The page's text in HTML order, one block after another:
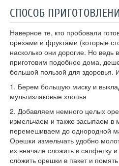
СПОСОБ
Наверное те, кто пробовали
орехами и фруктами (которые
насколько они дорогие. Но ведь
приготовим подобное дома,
большой пользой для здоровья.
1. Берем большую миску и
мультизлаковые хлопья
2. Добавляем немного целых
измельчаем и также засыпаем в
перемешиваем до однородной
Орешки измельчать удобно
их вначале сложить в салфетку
сложить орешки в пакет и